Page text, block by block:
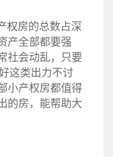
房的总数占深
产全部都要强
社会动乱，只要
这类出力不讨
小产权房都值得
的房，能帮助大